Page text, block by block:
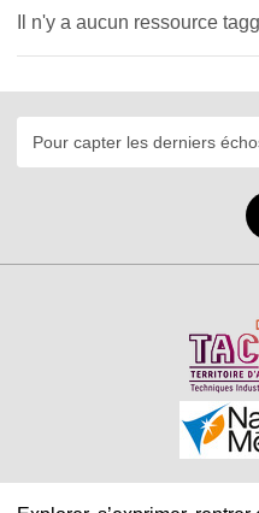
Il n'y a aucun ressource